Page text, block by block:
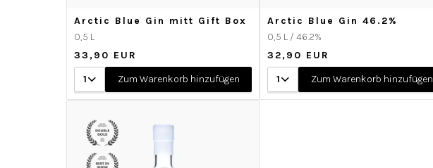
Arctic Blue Gin mitt Gift Box
0,5 L
33,90 EUR
1
Zum Warenkorb hinzufügen
Arctic Blue Gin 46.2%
0,5 L / 46.2%
32,90 EUR
1
Zum Warenkorb hinzufügen